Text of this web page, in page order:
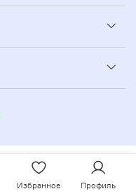
Избранное Профиль